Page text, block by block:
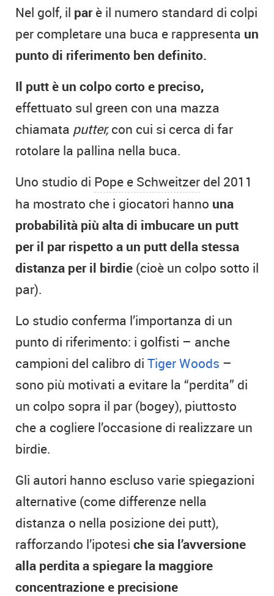
Nel golf, il parè il numero standard di colpi
per completare una buca e rappresenta un
punto di riferimento ben definito.
Il putt è un colpo corto e preciso,
effettuato sul green con una mazza
chiamata putter,con cui si cerca di far
rotolare la pallina nella buca.
Uno studio di Pope e Schweitzer del 2011
ha mostrato che i giocatori hanno una
probabilità più alta di imbucare un putt
per il par rispetto a un putt della stessa
distanza per il birdie (cioè un colpo sotto il
par).
Lo studio conferma l’importanza di un
punto di riferimento: i golfisti – anche
campioni del calibro di Tiger Woods –
sono più motivati a evitare la “perdita” di
un colpo sopra il par (bogey), piuttosto
che a cogliere l’occasione di realizzare un
birdie.
Gli autori hanno escluso varie spiegazioni
alternative (come differenze nella
distanza o nella posizione dei putt),
rafforzando l’ipotesi che sia l’avversione
alla perdita a spiegare la maggiore
concentrazione e precisione